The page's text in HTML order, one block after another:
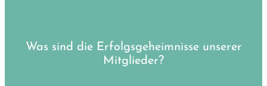
Was sind die Erfolgsgeheimnisse unserer
Mitglieder?